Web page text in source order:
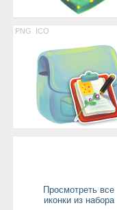
PNG ICO
Просмотреть все
иконки из набора